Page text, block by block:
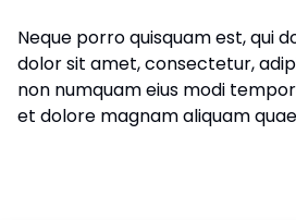
Neque porro quisquam est, qui
dolor sit amet, consectetur,
non numquam eius modi
et dolore magnam aliquam